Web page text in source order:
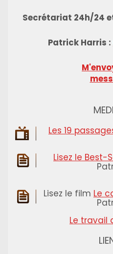
Secrétariat 24h/24
Patrick Harris :
Les 19
Lisez le Best-
Lisez le film Le
Le travail